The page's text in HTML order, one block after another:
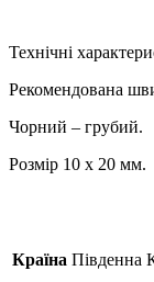
Технічні
Рекомендована
Чорний – грубий.
Розмір 10 х 20 мм.
Країна Південна